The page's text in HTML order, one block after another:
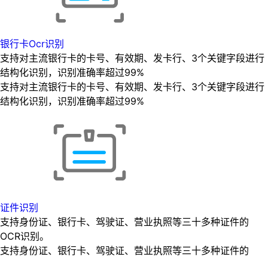
银行卡Ocr识别
支持对主流银行卡的卡号、有效期、发卡行、3个关键字段进行
结构化识别，识别准确率超过99%
支持对主流银行卡的卡号、有效期、发卡行、3个关键字段进行
结构化识别，识别准确率超过99%
证件识别
支持身份证、银行卡、驾驶证、营业执照等三十多种证件的
OCR识别。
支持身份证、银行卡、驾驶证、营业执照等三十多种证件的